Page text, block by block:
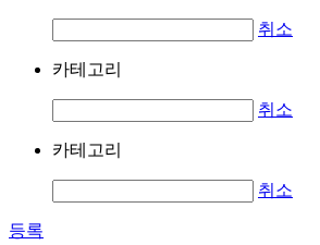
취소
카테고리
취소
카테고리
취소
등록